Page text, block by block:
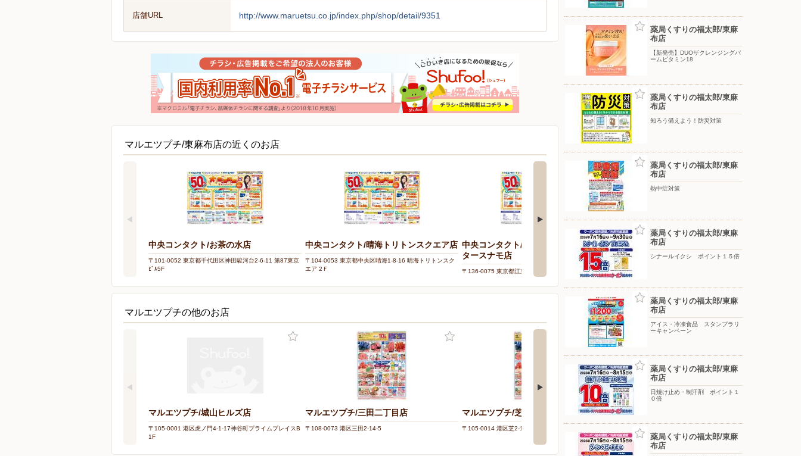
店舗URL http://www.maruetsu.co.jp/index.php/shop/detail/9351
マルエツプチ/東麻布店の近くのお店
中央コンタクト/お茶の水店
〒101-0052 東京都千代田区神田駿河台2-6-11 第87東京
ﾋﾞﾙ5F
中央コンタクト/晴海トリトンスクエア店
〒104-0053 東京都中央区晴海1-8-16 晴海トリトンスク
エア 2Ｆ
中央コンタクト/南砂町ショッピングセン
タースナモ店
〒136-0075 東京都江東区新砂3-4-31 南砂町ショッピン
ヤマダデンキ/YAMADA web.com 江東
新砂店
〒136-0075 東京都江東区新砂3-1-13
マルエツプチの他のお店
マルエツプチ/城山ヒルズ店
〒105-0001 港区虎ノ門4-1-17神谷町プライムプレイスB
1F
マルエツプチ/三田二丁目店
〒108-0073 港区三田2-14-5
マルエツプチ/芝二丁目店
〒105-0014 港区芝2-15-13
マルエツプチ/新橋五丁目店
〒105-0004 港区新橋5-1-9
薬局くすりの福太郎/東麻
布店
【新発売】DUOザクレンジングバ
ームビタミン18
薬局くすりの福太郎/東麻
布店
知ろう備えよう！防災対策
薬局くすりの福太郎/東麻
布店
熱中症対策
薬局くすりの福太郎/東麻
布店
シナールイクシ ポイント１５倍
薬局くすりの福太郎/東麻
布店
アイス・冷凍食品 スタンプラリ
ーキャンペーン
薬局くすりの福太郎/東麻
布店
日焼け止め・制汗剤 ポイント１
０倍
薬局くすりの福太郎/東麻
布店